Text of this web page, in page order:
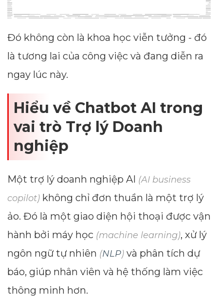
Đó không còn là khoa học viễn tưởng - đó
là tương lai của công việc và đang diễn ra
ngay lúc này.
Hiểu về Chatbot AI trong
vai trò Trợ lý Doanh
nghiệp
Một trợ lý doanh nghiệp AI (AI business
copilot) không chỉ đơn thuần là một trợ lý
ảo. Đó là một giao diện hội thoại được vận
hành bởi máy học (machine learning), xử lý
ngôn ngữ tự nhiên (NLP) và phân tích dự
báo, giúp nhân viên và hệ thống làm việc
thông minh hơn.